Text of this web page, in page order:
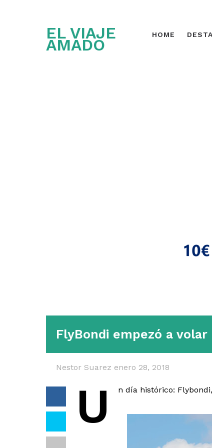
EL VIAJE
AMADO
HOME
FlyBondi empezó a volar
Nestor Suarez enero 28, 2018
U n día histórico: